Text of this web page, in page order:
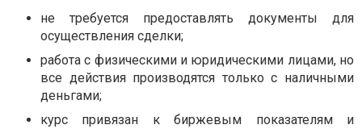
не требуется предоставлять документы для
осуществления сделки;
работа с физическими и юридическими лицами, но
все действия производятся только с наличными
деньгами;
курс привязан к биржевым показателям и